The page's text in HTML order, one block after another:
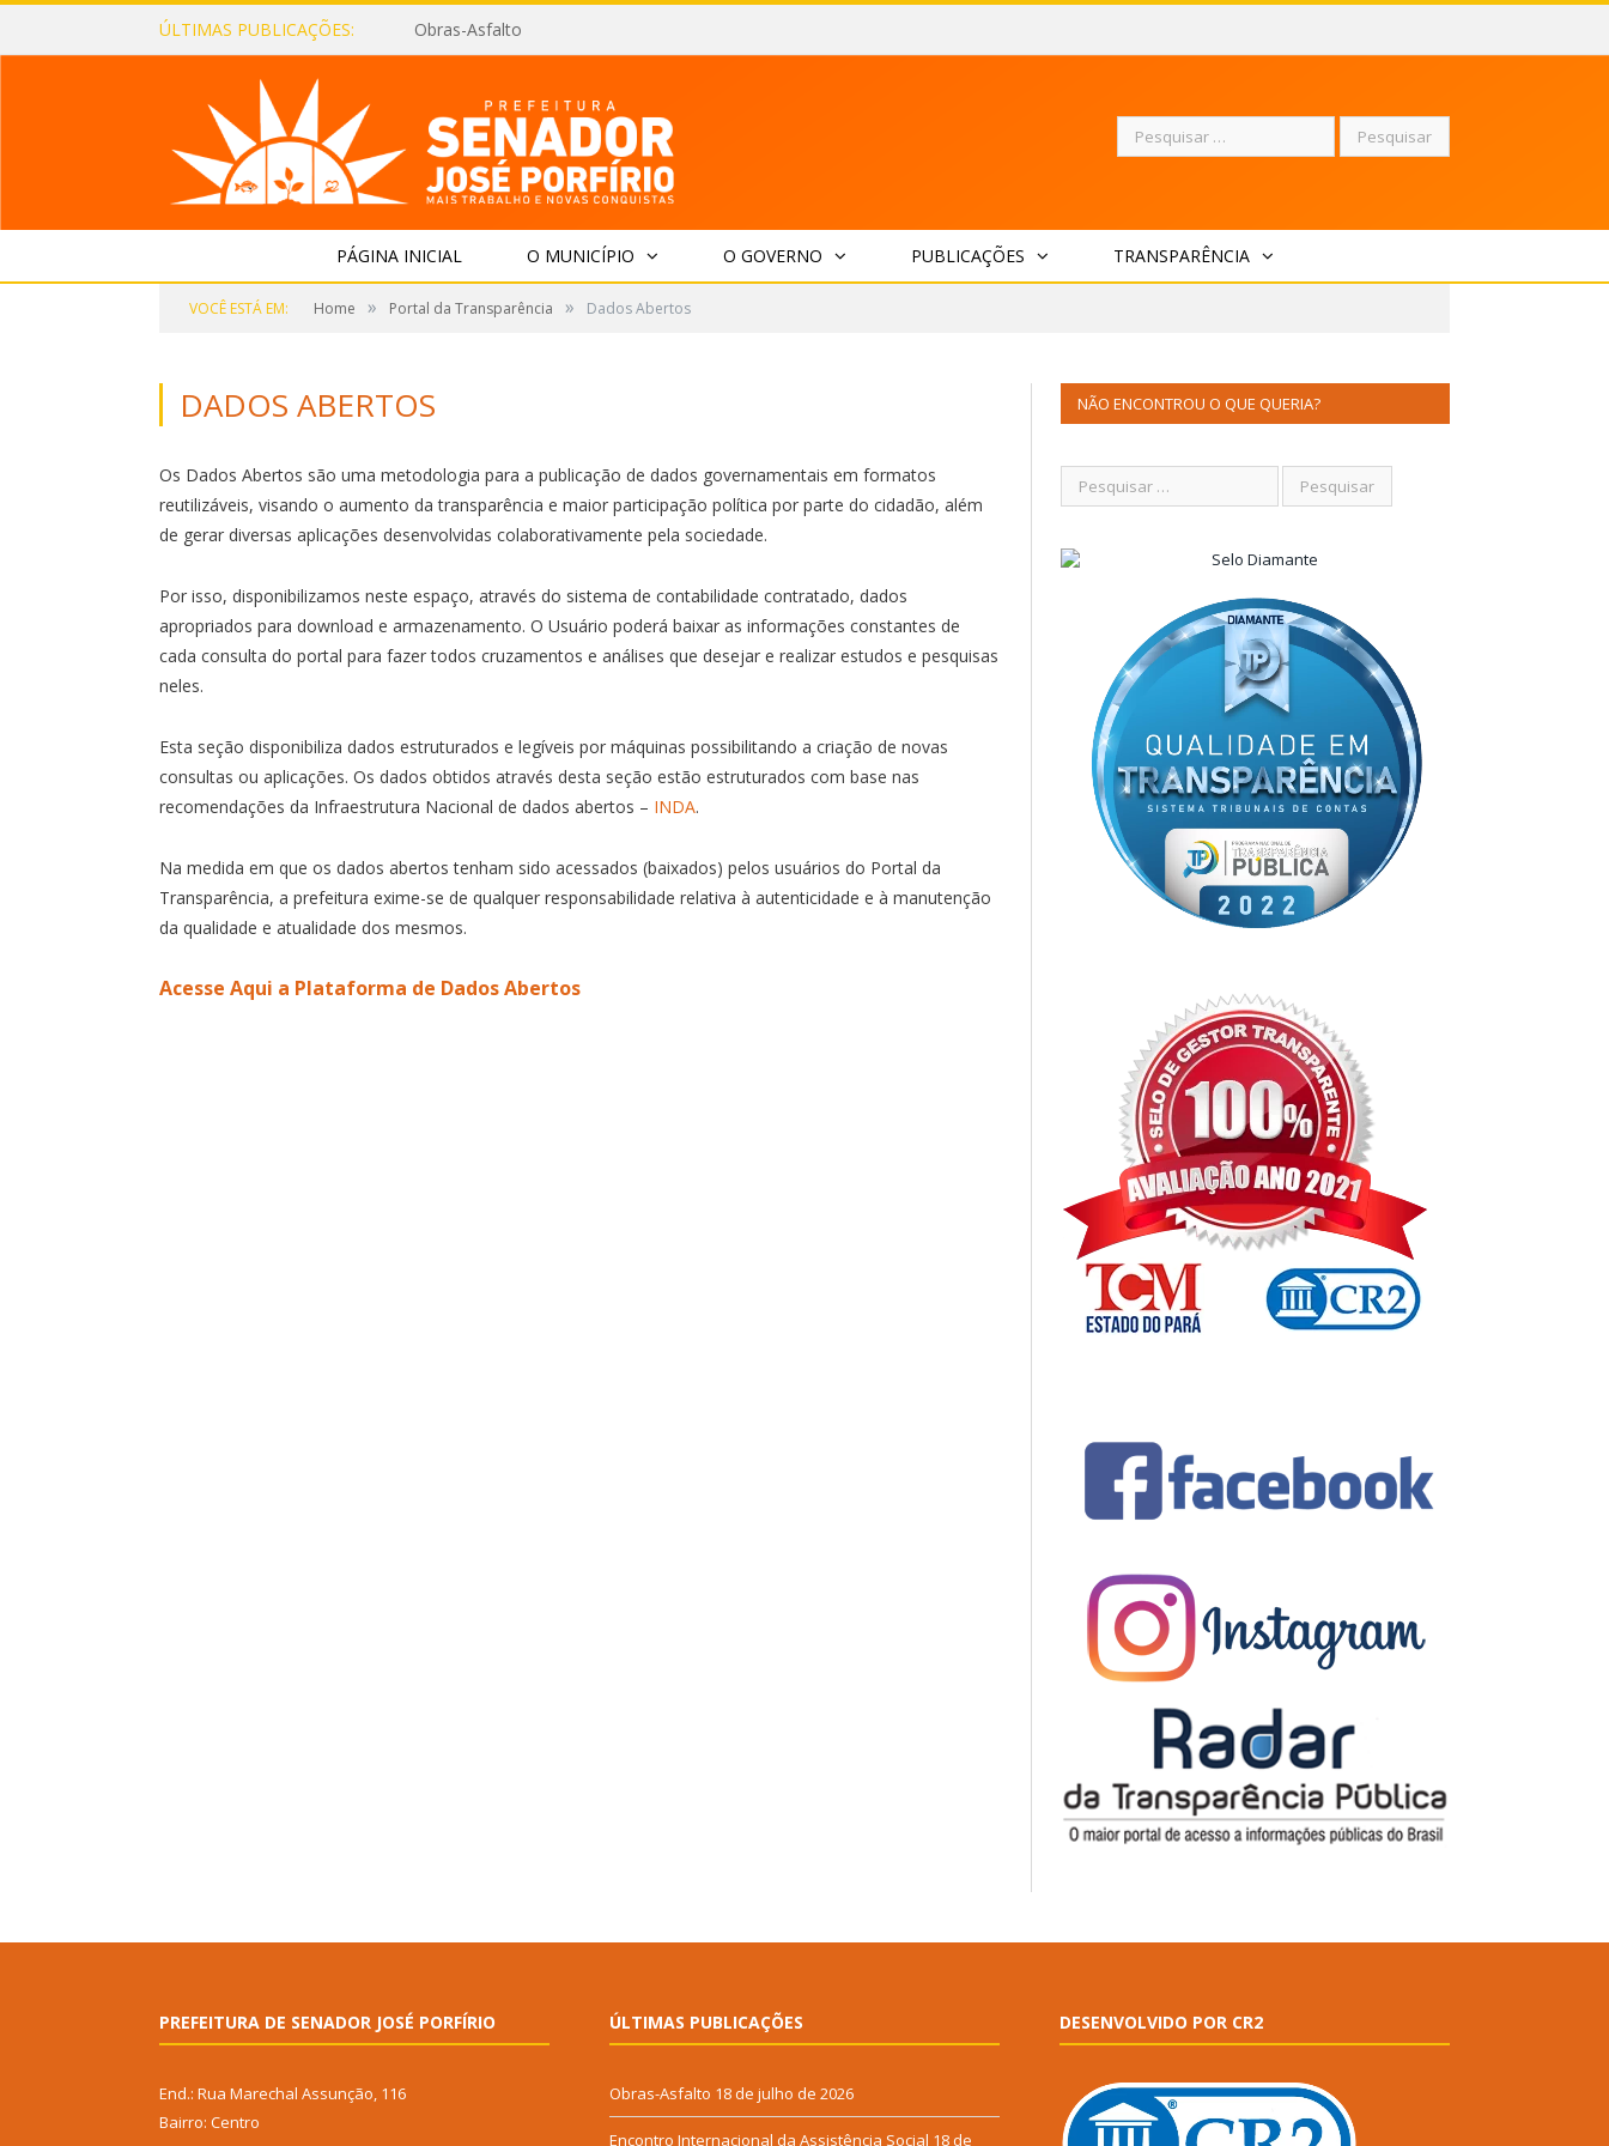
ÚLTIMAS PUBLICAÇÕES: Obras-Asfalto
Pesquisar
PÁGINA INICIAL O MUNICÍPIO O GOVERNO PUBLICAÇÕES TRANSPARÊNCIA
VOCÊ ESTÁ EM: Home » Portal da Transparência » Dados Abertos
DADOS ABERTOS
Os Dados Abertos são uma metodologia para a publicação de dados governamentais em formatos
reutilizáveis, visando o aumento da transparência e maior participação política por parte do cidadão, além
de gerar diversas aplicações desenvolvidas colaborativamente pela sociedade.
Por isso, disponibilizamos neste espaço, através do sistema de contabilidade contratado, dados
apropriados para download e armazenamento. O Usuário poderá baixar as informações constantes de
cada consulta do portal para fazer todos cruzamentos e análises que desejar e realizar estudos e pesquisas
neles.
Esta seção disponibiliza dados estruturados e legíveis por máquinas possibilitando a criação de novas
consultas ou aplicações. Os dados obtidos através desta seção estão estruturados com base nas
recomendações da Infraestrutura Nacional de dados abertos – INDA.
Na medida em que os dados abertos tenham sido acessados (baixados) pelos usuários do Portal da
Transparência, a prefeitura exime-se de qualquer responsabilidade relativa à autenticidade e à manutenção
da qualidade e atualidade dos mesmos.
Acesse Aqui a Plataforma de Dados Abertos
NÃO ENCONTROU O QUE QUERIA?
PREFEITURA DE SENADOR JOSÉ PORFÍRIO
End.: Rua Marechal Assunção, 116
Bairro: Centro
ÚLTIMAS PUBLICAÇÕES
Obras-Asfalto 18 de julho de 2026
Encontro Internacional da Assistência Social 18 de
DESENVOLVIDO POR CR2